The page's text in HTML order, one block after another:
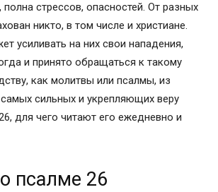
стрессов, опасностей. От разных
никто, в том числе и христиане.
усиливать на них свои нападения,
и принято обращаться к такому
как молитвы или псалмы, из
сильных и укрепляющих веру
для чего читают его ежедневно и
псалме 26